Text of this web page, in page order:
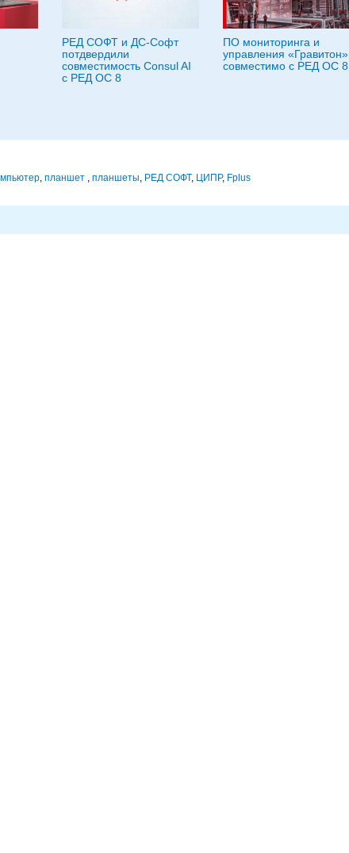
РЕД СОФТ и ДС-Софт
потдвердили
совместимость Consul AI
с РЕД ОС 8
ПО мониторинга и
управления «Гравитон»
совместимо с РЕД ОС 8
, планшет , планшеты, РЕД СОФТ, ЦИПР, Fplus